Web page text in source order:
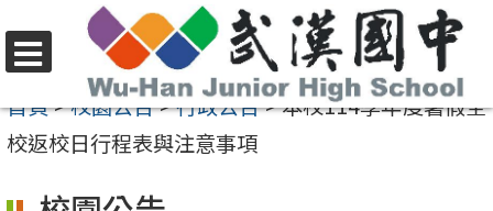
至
要
容
選
單
首頁>校園公告>行政公告>本校114學年度暑假全
校返校日行程表與注意事項